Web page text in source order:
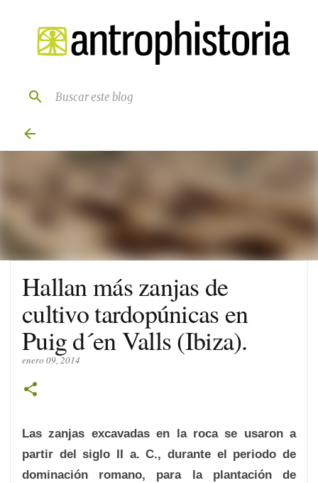
Ir al contenido principal
Hallan más zanjas de
cultivo tardopúnicas en
Puig d´en Valls (Ibiza).
enero 09, 2014
Las zanjas excavadas en la roca se usaron a
partir del siglo II a. C., durante el periodo de
dominación romano, para la plantación de